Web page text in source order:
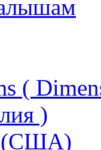
(
)
(США)